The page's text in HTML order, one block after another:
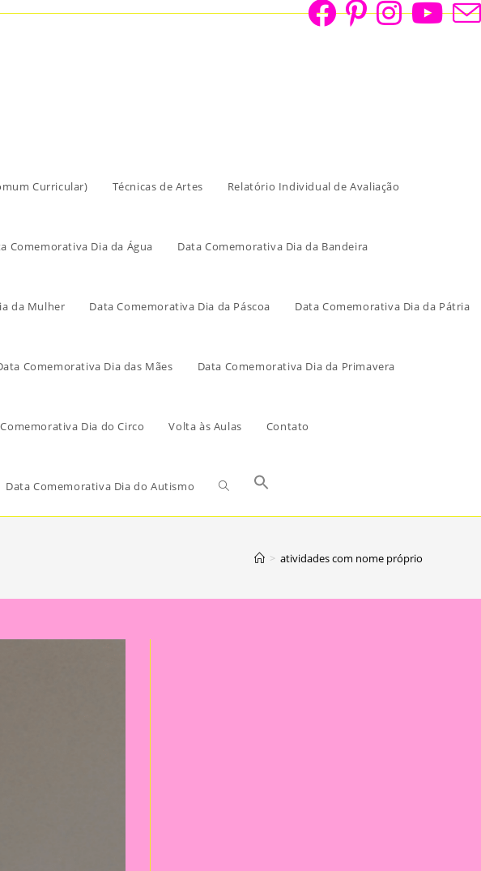
Curricular) Técnicas de Artes Relatório Individual de Avaliação
Comemorativa Dia da Água Data Comemorativa Dia da Bandeira
da Mulher Data Comemorativa Dia da Páscoa Data Comemorativa Dia da Pátria
Comemorativa Dia das Mães Data Comemorativa Dia da Primavera
Dia do Circo Volta às Aulas Contato
Data Comemorativa Dia do Autismo
> atividades com nome próprio